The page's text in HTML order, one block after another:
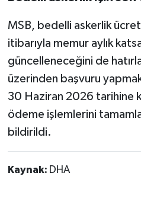
MSB, bedelli askerlik
itibarıyla memur aylık
güncelleneceğini de
üzerinden başvuru
30 Haziran 2026 tarihine
ödeme işlemlerini
bildirildi.
Kaynak: DHA